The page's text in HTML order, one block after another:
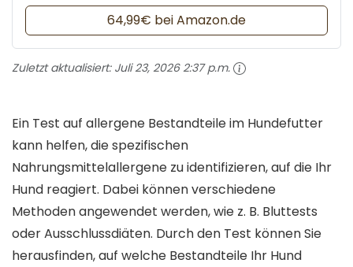
64,99€ bei Amazon.de
Zuletzt aktualisiert: Juli 23, 2026 2:37 p.m.
Ein Test auf allergene Bestandteile im Hundefutter
kann helfen, die spezifischen
Nahrungsmittelallergene zu identifizieren, auf die Ihr
Hund reagiert. Dabei können verschiedene
Methoden angewendet werden, wie z. B. Bluttests
oder Ausschlussdiäten. Durch den Test können Sie
herausfinden, auf welche Bestandteile Ihr Hund